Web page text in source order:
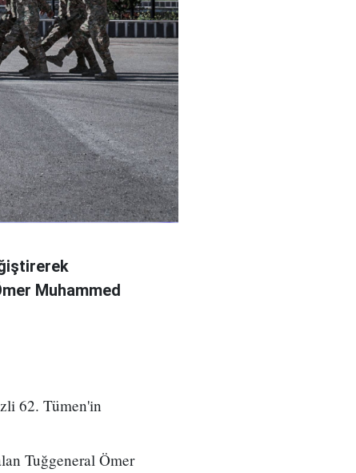
Muhammed
62. Tümen'in
Tuğgeneral Ömer